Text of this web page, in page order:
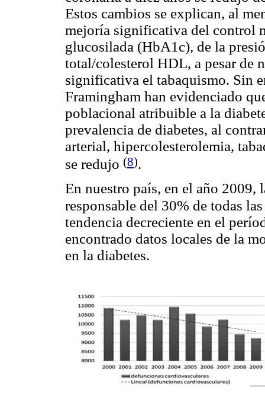
Estos cambios se explican, al
mejoría significativa del control
glucosilada (HbA1c), de la
total/colesterol HDL, a pesar de
significativa el tabaquismo. Sin
Framingham han evidenciado
poblacional atribuible a la
prevalencia de diabetes, al
arterial, hipercolesterolemia,
se redujo (8).
En nuestro país, en el año 2009,
responsable del 30% de todas
tendencia decreciente en el
encontrado datos locales de la
en la diabetes.